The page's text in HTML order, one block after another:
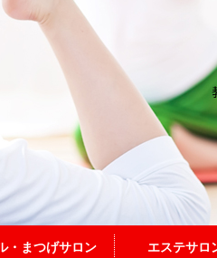
・まつげサロン エステサロ